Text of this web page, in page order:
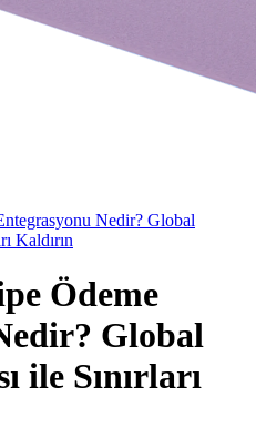
Nedir? Global
Kaldırın
Ödeme
Global
ile Sınırları